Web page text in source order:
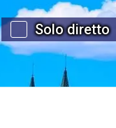
Solo diretto